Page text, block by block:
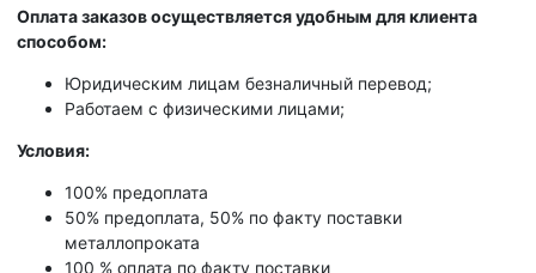
Оплата заказов осуществляется удобным для клиента
способом:
Юридическим лицам безналичный перевод;
Работаем с физическими лицами;
Условия:
100% предоплата
50% предоплата, 50% по факту поставки
металлопроката
100 % оплата по факту поставки